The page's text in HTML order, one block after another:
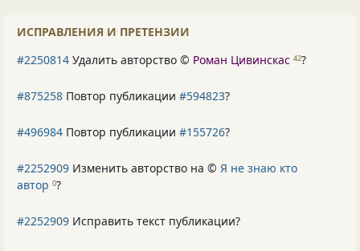
ИСПРАВЛЕНИЯ И ПРЕТЕНЗИИ
#2250814 Удалить авторство © Роман Цивинскас 42?
#875258 Повтор публикации #594823?
#496984 Повтор публикации #155726?
#2252909 Изменить авторство на © Я не знаю кто
автор 0?
#2252909 Исправить текст публикации?